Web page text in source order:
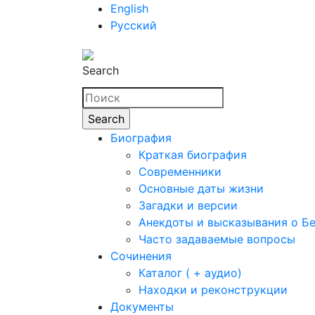
English
Русский
Search
Биография
Краткая биография
Современники
Основные даты жизни
Загадки и версии
Анекдоты и высказывания о
Часто задаваемые вопросы
Сочинения
Каталог ( + аудио)
Находки и реконструкции
Документы